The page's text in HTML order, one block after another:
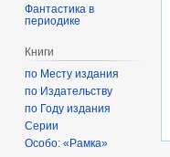
Фантастика в
периодике
Книги
по Месту издания
по Издательству
по Году издания
Серии
Особо: «Рамка»